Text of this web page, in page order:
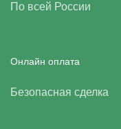
По всей России
Онлайн оплата
Безопасная сделка